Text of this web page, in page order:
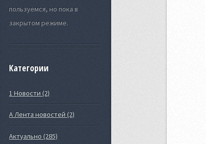
пользуемся, но пока в
закрытом режиме.
Категории
1 Новости (2)
А Лента новостей (2)
Актуально (285)